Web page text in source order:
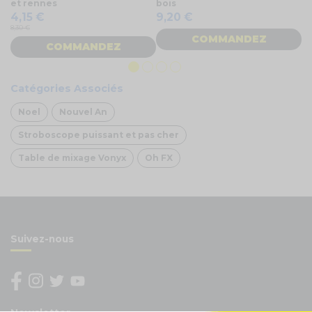
et rennes
4,15 €
COMMANDEZ
bois
9,20 €
COMMANDEZ
Catégories Associés
Noel Nouvel An
Stroboscope puissant et pas cher
Table de mixage Vonyx Oh FX
Suivez-nous